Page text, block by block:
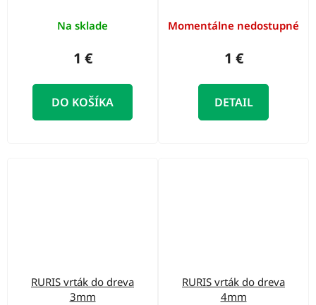
Na sklade
1 €
DO KOŠÍKA
Momentálne nedostupné
1 €
DETAIL
RURIS vrták do dreva
3mm
RURIS vrták do dreva
4mm